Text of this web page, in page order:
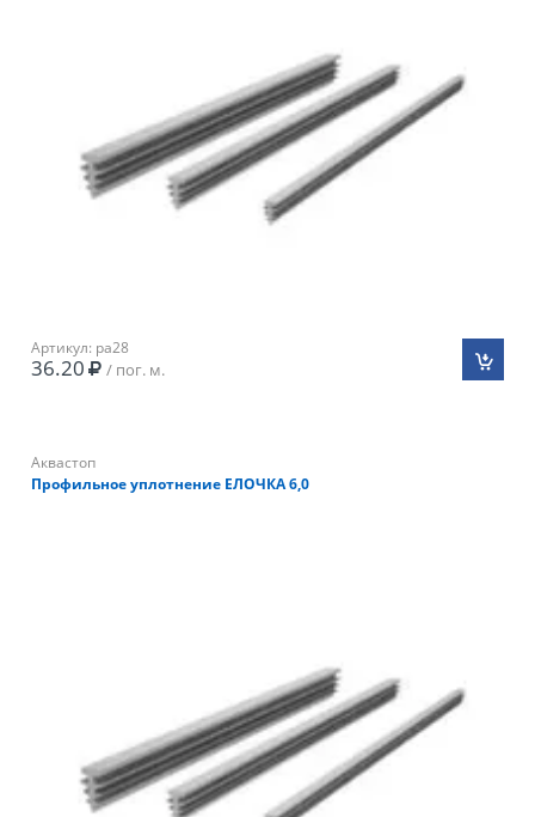
Артикул: pa28
36.20 / пог. м.
Аквастоп
Профильное уплотнение ЕЛОЧКА 6,0